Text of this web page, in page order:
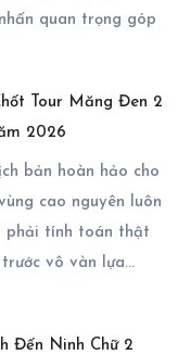
3
Đêm
Với
Các
Điểm
Đến
Đầy
quan trọng góp
Tour Măng Đen 2
2026
bản hoàn hảo cho
cao nguyên luôn
phải tính toán thật
vô vàn lựa…
Đến Ninh Chữ 2